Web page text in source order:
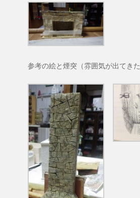
参考の絵と煙突（雰囲気が出てきた